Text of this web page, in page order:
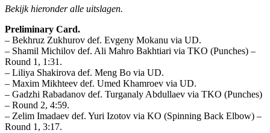
Bekijk hieronder alle uitslagen.
Preliminary Card.
– Bekhruz Zukhurov def. Evgeny Mokanu via UD.
– Shamil Michilov def. Ali Mahro Bakhtiari via TKO (Punches) –
Round 1, 1:31.
– Liliya Shakirova def. Meng Bo via UD.
– Maxim Mikhteev def. Umed Khamroev via UD.
– Gadzhi Rabadanov def. Turganaly Abdullaev via TKO (Punches)
– Round 2, 4:59.
– Zelim Imadaev def. Yuri Izotov via KO (Spinning Back Elbow) –
Round 1, 3:17.